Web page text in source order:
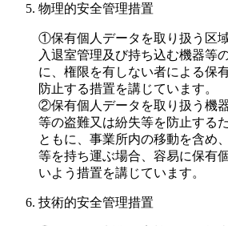
物理的安全管理措置
①保有個人データを取り扱う区
入退室管理及び持ち込む機器等
に、権限を有しない者による保
防止する措置を講じています。
②保有個人データを取り扱う機
等の盗難又は紛失等を防止する
ともに、事業所内の移動を含め
等を持ち運ぶ場合、容易に保有
いよう措置を講じています。
技術的安全管理措置